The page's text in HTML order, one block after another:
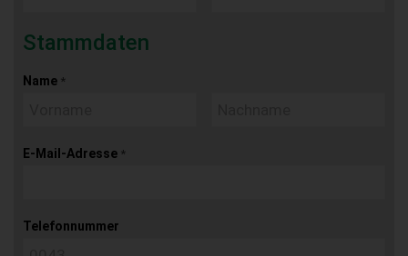
Stammdaten
Name *
E-Mail-Adresse *
Telefonnummer